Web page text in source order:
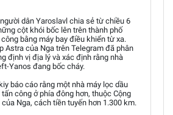
dân Yaroslavl chia sẻ từ chiều 6
cột khói bốc lên trên thành phố
bằng máy bay điều khiển từ xa.
Astra của Nga trên Telegram đã phân
định vị địa lý và xác định rằng nhà
Yanos đang bốc cháy.
báo cáo rằng một nhà máy lọc dầu
công ở phía đông hơn, thuộc Cộng
Nga, cách tiền tuyến hơn 1.300 km.